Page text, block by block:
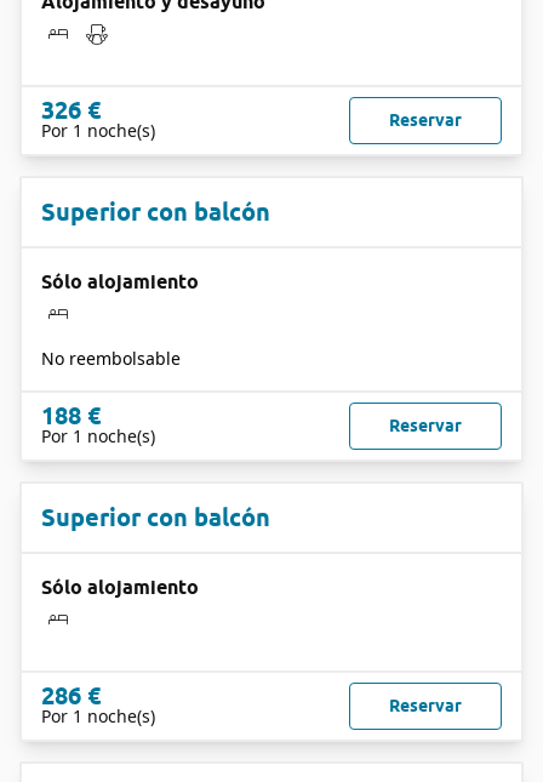
326 €
Por 1 noche(s) Reservar
Superior con balcón
Sólo alojamiento
No reembolsable
188 €
Por 1 noche(s) Reservar
Superior con balcón
Sólo alojamiento
286 €
Por 1 noche(s) Reservar